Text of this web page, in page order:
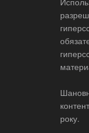
року.